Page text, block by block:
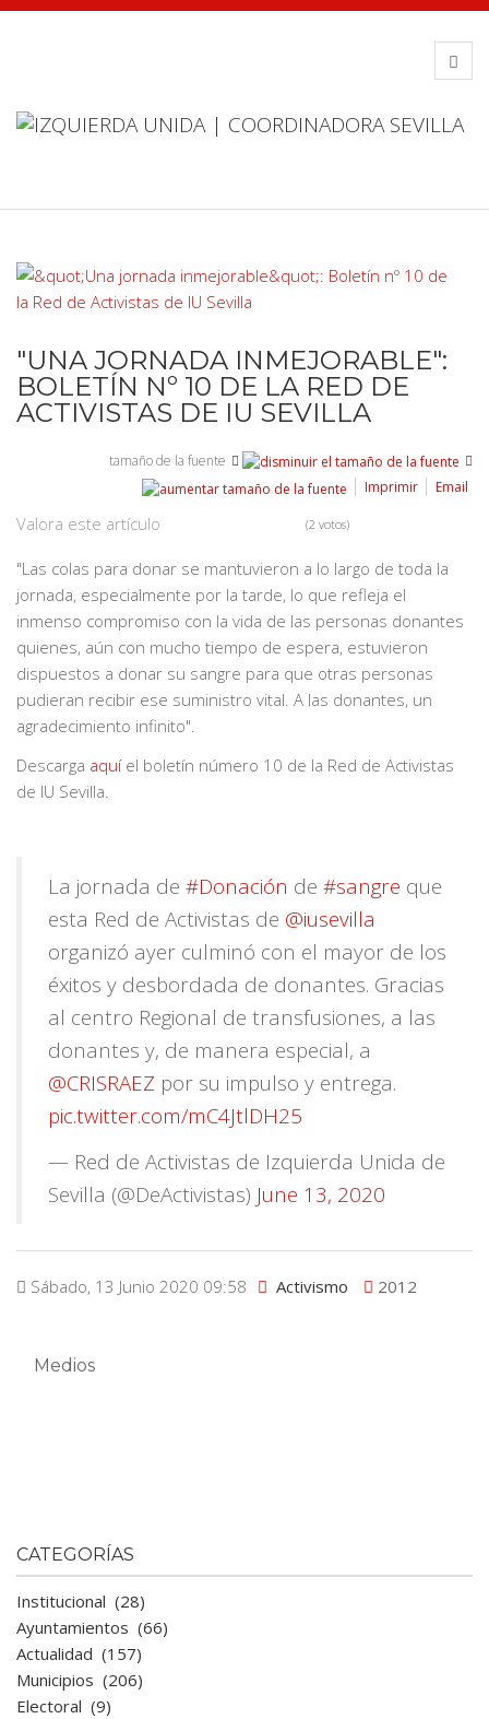
"UNA JORNADA INMEJORABLE":
BOLETÍN Nº 10 DE LA RED DE
ACTIVISTAS DE IU SEVILLA
tamaño de la fuente
Imprimir
Email
Valora este artículo (2 votos)
"Las colas para donar se mantuvieron a lo largo de toda la
jornada, especialmente por la tarde, lo que refleja el
inmenso compromiso con la vida de las personas donantes
quienes, aún con mucho tiempo de espera, estuvieron
dispuestos a donar su sangre para que otras personas
pudieran recibir ese suministro vital. A las donantes, un
agradecimiento infinito".
Descarga aquíel boletín número 10 de la Red de Activistas
de IU Sevilla.
La jornada de #Donación de #sangre que
esta Red de Activistas de @iusevilla
organizó ayer culminó con el mayor de los
éxitos y desbordada de donantes. Gracias
al centro Regional de transfusiones, a las
donantes y, de manera especial, a
@CRISRAEZ por su impulso y entrega.
pic.twitter.com/mC4JtlDH25
— Red de Activistas de Izquierda Unida de
Sevilla (@DeActivistas) June 13, 2020
Sábado, 13 Junio 2020 09:58 Activismo 2012
Medios
CATEGORÍAS
Institucional (28)
Ayuntamientos (66)
Actualidad (157)
Municipios (206)
Electoral (9)